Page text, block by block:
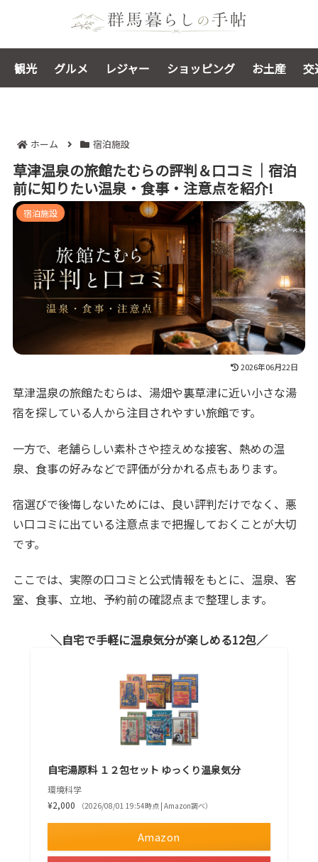
観光 グルメ レジャー ショッピング お土産 交
ホーム 宿泊施設
草津温泉の旅館たむらの評判＆口コミ｜宿泊
前に知りたい温泉・食事・注意点を紹介!
宿泊施設
2026年06月22日
草津温泉の旅館たむらは、湯畑や裏草津に近い小さな湯
宿を探している人から注目されやすい旅館です。
一方で、老舗らしい素朴さや控えめな接客、熱めの温
泉、食事の好みなどで評価が分かれる点もあります。
宿選びで後悔しないためには、良い評判だけでなく、悪
い口コミに出ている注意点まで把握しておくことが大切
です。
ここでは、実際の口コミと公式情報をもとに、温泉、客
室、食事、立地、予約前の確認点まで整理します。
自宅で手軽に温泉気分が楽しめる12包
自宅湯原料 １２包セット ゆっくり温泉気分
環境科学
¥2,000
（2026/08/01 19:54時点 | Amazon調べ）
Amazon